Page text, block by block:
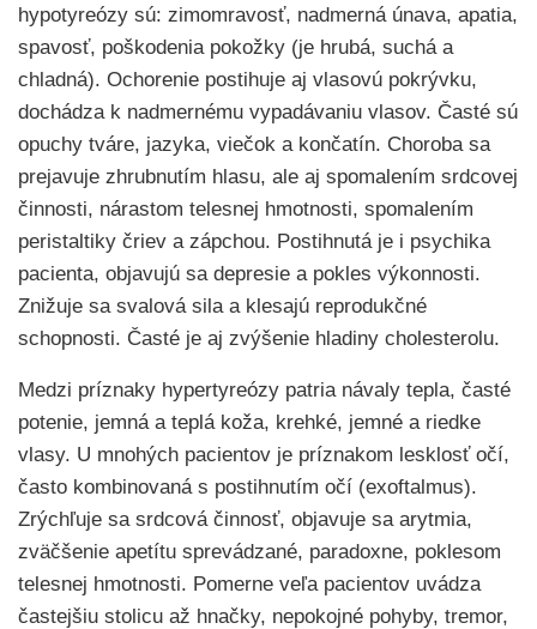
hypotyreózy sú: zimomravosť, nadmerná únava, apatia,
spavosť, poškodenia pokožky (je hrubá, suchá a
chladná). Ochorenie postihuje aj vlasovú pokrývku,
dochádza k nadmernému vypadávaniu vlasov. Časté sú
opuchy tváre, jazyka, viečok a končatín. Choroba sa
prejavuje zhrubnutím hlasu, ale aj spomalením srdcovej
činnosti, nárastom telesnej hmotnosti, spomalením
peristaltiky čriev a zápchou. Postihnutá je i psychika
pacienta, objavujú sa depresie a pokles výkonnosti.
Znižuje sa svalová sila a klesajú reprodukčné
schopnosti. Časté je aj zvýšenie hladiny cholesterolu.
Medzi príznaky hypertyreózy patria návaly tepla, časté
potenie, jemná a teplá koža, krehké, jemné a riedke
vlasy. U mnohých pacientov je príznakom lesklosť očí,
často kombinovaná s postihnutím očí (exoftalmus).
Zrýchľuje sa srdcová činnosť, objavuje sa arytmia,
zväčšenie apetítu sprevádzané, paradoxne, poklesom
telesnej hmotnosti. Pomerne veľa pacientov uvádza
častejšiu stolicu až hnačky, nepokojné pohyby, tremor,